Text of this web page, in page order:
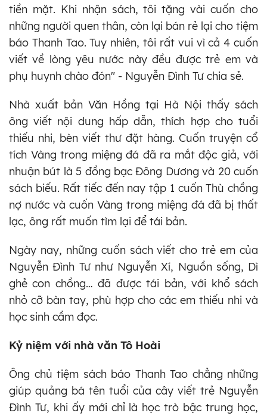
tiền mặt. Khi nhận sách, tôi tặng vài cuốn cho
những người quen thân, còn lại bán rẻ lại cho tiệm
báo Thanh Tao. Tuy nhiên, tôi rất vui vì cả 4 cuốn
viết về lòng yêu nước này đều được trẻ em và
phụ huynh chào đón" - Nguyễn Đình Tư chia sẻ.
Nhà xuất bản Văn Hồng tại Hà Nội thấy sách
ông viết nội dung hấp dẫn, thích hợp cho tuổi
thiếu nhi, bèn viết thư đặt hàng. Cuốn truyện cổ
tích Vàng trong miệng đá đã ra mắt độc giả, với
nhuận bút là 5 đồng bạc Đông Dương và 20 cuốn
sách biếu. Rất tiếc đến nay tập 1 cuốn Thù chồng
nợ nước và cuốn Vàng trong miệng đá đã bị thất
lạc, ông rất muốn tìm lại để tái bản.
Ngày nay, những cuốn sách viết cho trẻ em của
Nguyễn Đình Tư như Nguyễn Xí, Nguồn sống, Dì
ghẻ con chồng… đã được tái bản, với khổ sách
nhỏ cỡ bàn tay, phù hợp cho các em thiếu nhi và
học sinh cầm đọc.
Kỷ niệm với nhà văn Tô Hoài
Ông chủ tiệm sách báo Thanh Tao chẳng những
giúp quảng bá tên tuổi của cây viết trẻ Nguyễn
Đình Tư, khi ấy mới chỉ là học trò bậc trung học,